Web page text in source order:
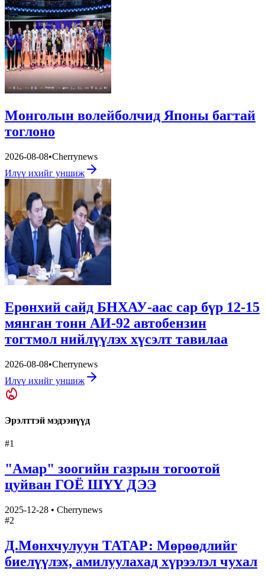
Монголын волейболчид Японы багтай
тоглоно
2026-08-08•Cherrynews
Илүү ихийг уншиж
Ерөнхий сайд БНХАУ-аас сар бүр 12-15
мянган тонн АИ-92 автобензин
тогтмол нийлүүлэх хүсэлт тавилаа
2026-08-08•Cherrynews
Илүү ихийг уншиж
Эрэлттэй мэдээнүүд
#1
"Амар" зоогийн газрын тогоотой
цуйван ГОЁ ШҮҮ ДЭЭ
2025-12-28 • Cherrynews
#2
Д.Мөнхчулуун ТАТАР: Мөрөөдлийг
биелүүлэх, амилуулахад хүрээлэл чухал